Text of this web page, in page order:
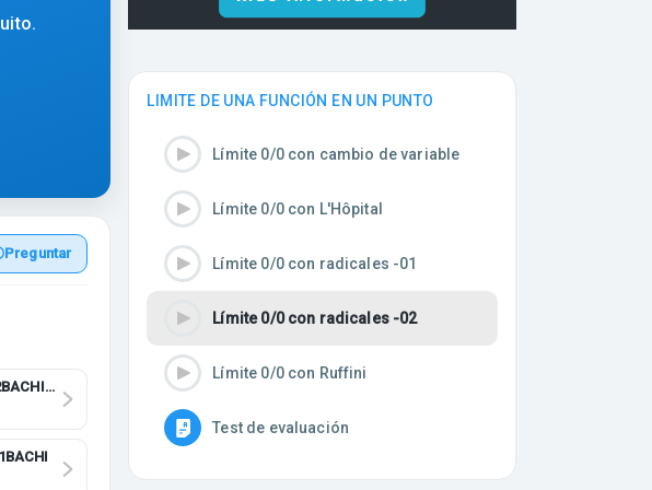
Preguntar
LIMITE DE UNA FUNCIÓN EN UN PUNTO
Límite 0/0 con cambio de variable
Límite 0/0 con L'Hôpital
Límite 0/0 con radicales -01
Límite 0/0 con radicales -02
Límite 0/0 con Ruffini
Test de evaluación